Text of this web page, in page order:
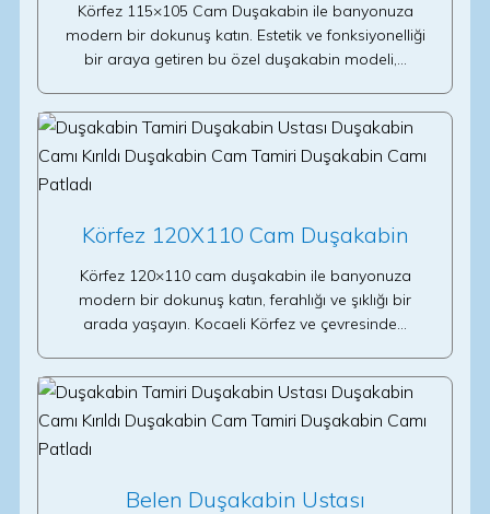
Körfez 115×105 Cam Duşakabin ile banyonuza
modern bir dokunuş katın. Estetik ve fonksiyonelliği
bir araya getiren bu özel duşakabin modeli,…
Körfez 120X110 Cam Duşakabin
Körfez 120×110 cam duşakabin ile banyonuza
modern bir dokunuş katın, ferahlığı ve şıklığı bir
arada yaşayın. Kocaeli Körfez ve çevresinde…
Belen Duşakabin Ustası